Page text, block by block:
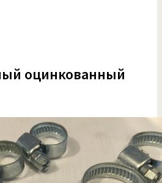
оцинкованный